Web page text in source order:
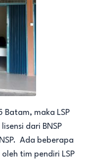
Batam, maka LSP
dari BNSP
Ada beberapa
tim pendiri LSP